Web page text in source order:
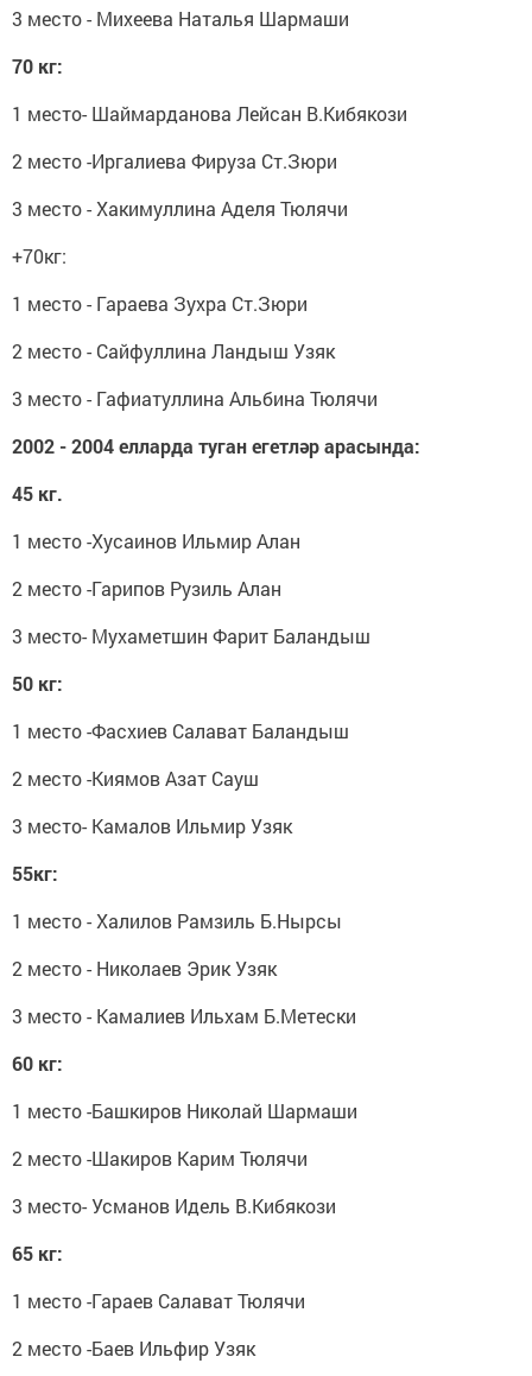
3 место - Михеева Наталья Шармаши
70 кг:
1 место- Шаймарданова Лейсан В.Кибякози
2 место -Иргалиева Фируза Ст.Зюри
3 место - Хакимуллина Аделя Тюлячи
+70кг:
1 место - Гараева Зухра Ст.Зюри
2 место - Сайфуллина Ландыш Узяк
3 место - Гафиатуллина Альбина Тюлячи
2002 - 2004 елларда туган егетләр арасында:
45 кг.
1 место -Хусаинов Ильмир Алан
2 место -Гарипов Рузиль Алан
3 место- Мухаметшин Фарит Баландыш
50 кг:
1 место -Фасхиев Салават Баландыш
2 место -Киямов Азат Сауш
3 место- Камалов Ильмир Узяк
55кг:
1 место - Халилов Рамзиль Б.Нырсы
2 место - Николаев Эрик Узяк
3 место - Камалиев Ильхам Б.Метески
60 кг:
1 место -Башкиров Николай Шармаши
2 место -Шакиров Карим Тюлячи
3 место- Усманов Идель В.Кибякози
65 кг:
1 место -Гараев Салават Тюлячи
2 место -Баев Ильфир Узяк